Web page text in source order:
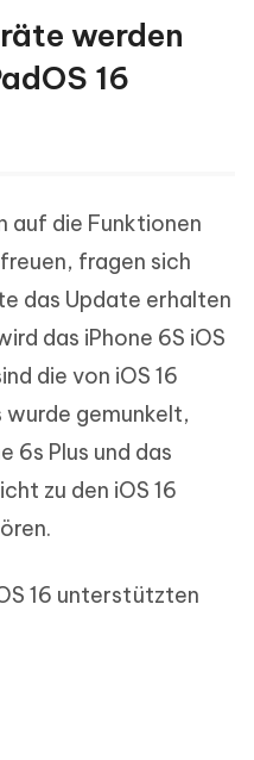
werden
16
auf die Funktionen
freuen, fragen sich
das Update erhalten
das iPhone 6S iOS
die von iOS 16
gemunkelt,
6s Plus und das
zu den iOS 16
16 unterstützten